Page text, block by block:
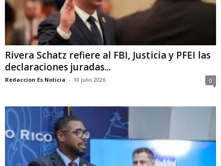
Rivera Schatz refiere al FBI, Justicia y PFEI las
declaraciones juradas...
Redaccion Es Noticia - 10 julio 2026 0